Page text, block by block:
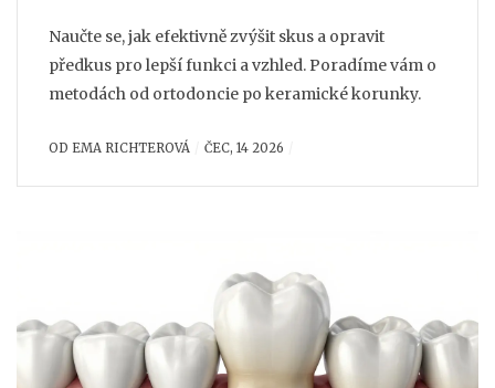
Naučte se, jak efektivně zvýšit skus a opravit
předkus pro lepší funkci a vzhled. Poradíme vám o
metodách od ortodoncie po keramické korunky.
OD EMA RICHTEROVÁ ČEC, 14 2026